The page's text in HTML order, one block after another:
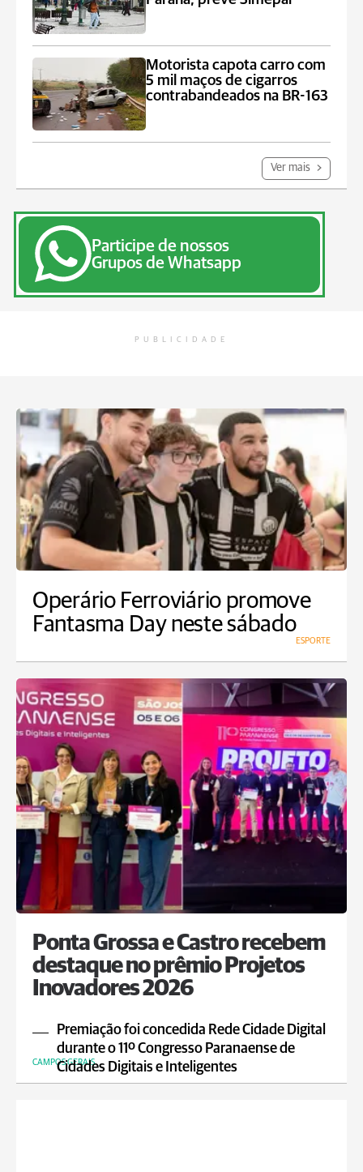
Motorista capota carro com
5 mil maços de cigarros
contrabandeados na BR-163
Ver mais
Participe de nossos
Grupos de Whatsapp
PUBLICIDADE
Operário Ferroviário promove
Fantasma Day neste sábado
ESPORTE
Ponta Grossa e Castro recebem
destaque no prêmio Projetos
Inovadores 2026
Premiação foi concedida Rede Cidade Digital
durante o 11º Congresso Paranaense de
Cidades Digitais e Inteligentes
CAMPOS GERAIS